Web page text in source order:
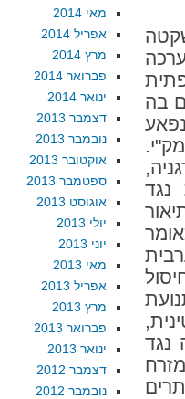
בה
נגד
נגד
מאי 2014
אפריל 2014
מרץ 2014
פברואר 2014
ינואר 2014
דצמבר 2013
נובמבר 2013
אוקטובר 2013
ספטמבר 2013
אוגוסט 2013
יולי 2013
יוני 2013
מאי 2013
אפריל 2013
מרץ 2013
פברואר 2013
ינואר 2013
דצמבר 2012
נובמבר 2012